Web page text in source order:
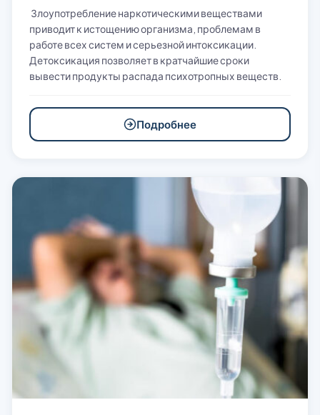
Злоупотребление наркотическими веществами
приводит к истощению организма, проблемам в
работе всех систем и серьезной интоксикации.
Детоксикация позволяет в кратчайшие сроки
вывести продукты распада психотропных веществ.
Подробнее